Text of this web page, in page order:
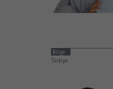
Bölge
Türkiye